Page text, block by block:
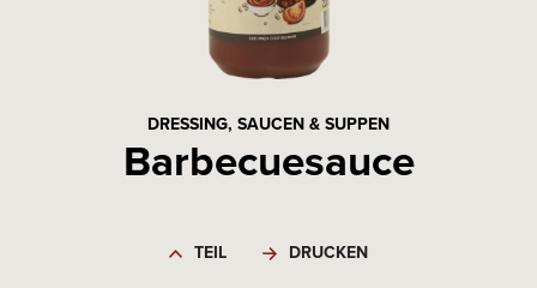
DRESSING, SAUCEN & SUPPEN
Barbecuesauce
TEIL DRUCKEN